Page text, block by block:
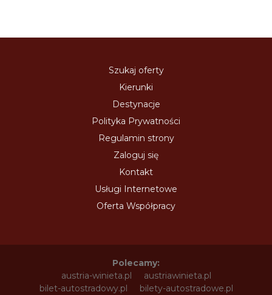
Szukaj oferty
Kierunki
Destynacje
Polityka Prywatności
Regulamin strony
Zaloguj się
Kontakt
Usługi Internetowe
Oferta Współpracy
Polecamy:
austria-winieta.pl
austriawinieta.pl
bilet-autostradowy.pl
bilety-autostradowe.pl